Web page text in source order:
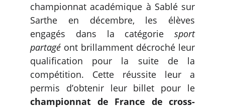
championnat académique à Sablé sur
Sarthe en décembre, les élèves
engagés dans la catégorie sport
partagé ont brillamment décroché leur
qualification pour la suite de la
compétition. Cette réussite leur a
permis d’obtenir leur billet pour le
championnat de France de cross-